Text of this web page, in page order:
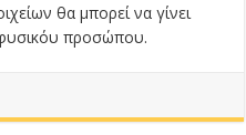
θα μπορεί να γίνει
προσώπου.